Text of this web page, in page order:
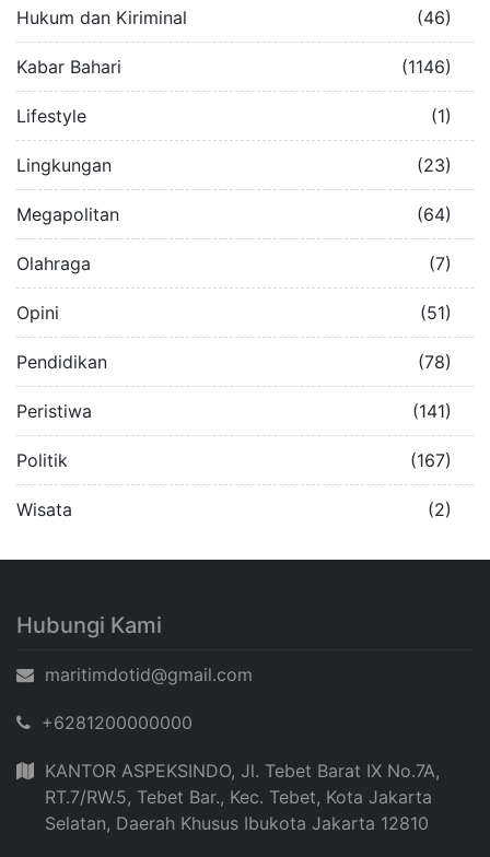
Hukum dan Kiriminal (46)
Kabar Bahari (1146)
Lifestyle (1)
Lingkungan (23)
Megapolitan (64)
Olahraga (7)
Opini (51)
Pendidikan (78)
Peristiwa (141)
Politik (167)
Wisata (2)
Hubungi Kami
maritimdotid@gmail.com
+6281200000000
KANTOR ASPEKSINDO, Jl. Tebet Barat IX No.7A,
RT.7/RW.5, Tebet Bar., Kec. Tebet, Kota Jakarta
Selatan, Daerah Khusus Ibukota Jakarta 12810